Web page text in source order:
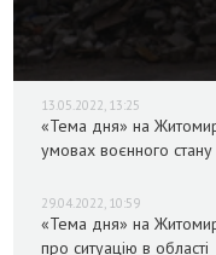
13.05.2022, 13:25
«Тема дня» на
умовах воєнного стану
29.04.2022, 10:59
«Тема дня» на
про ситуацію в області